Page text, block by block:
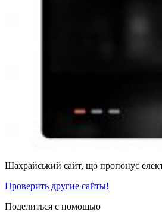
Шахрайський сайт, що пропонує
Проверить другие сайты!
Поделиться с помощью